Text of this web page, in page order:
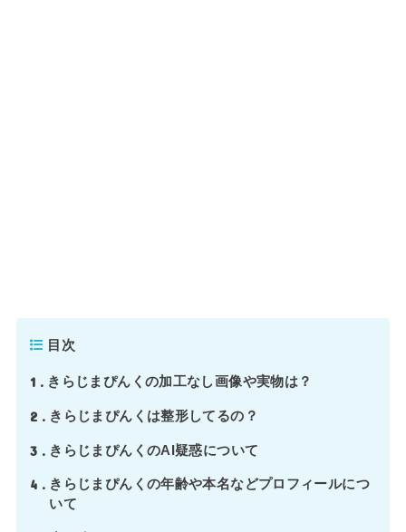
目次
1 きらじまぴんくの加工なし画像や実物は？
2 きらじまぴんくは整形してるの？
3 きらじまぴんくのAI疑惑について
4
きらじまぴんくの年齢や本名などプロフィールにつ
いて